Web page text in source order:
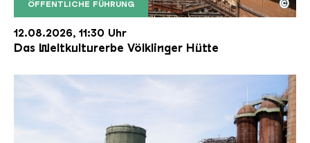
ÖFFENTLICHE FÜHRUNG
Der Erzschrägaufzug der Völklinger Hütte mit
Copyright: Weltkulturerbe Völklinger Hütte | Karl
©
12.08.2026, 11:30 Uhr
Das Weltkulturerbe Völklinger Hütte